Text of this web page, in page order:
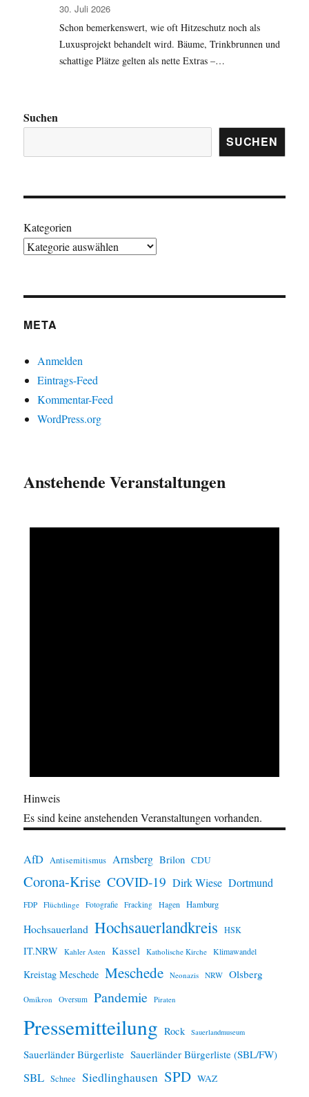
30. Juli 2026
Schon bemerkenswert, wie oft Hitzeschutz noch als
Luxusprojekt behandelt wird. Bäume, Trinkbrunnen und
schattige Plätze gelten als nette Extras –…
Suchen
SUCHEN
Kategorien
META
Anmelden
Eintrags-Feed
Kommentar-Feed
WordPress.org
Anstehende Veranstaltungen
Hinweis
Es sind keine anstehenden Veranstaltungen vorhanden.
AfD Antisemitismus Arnsberg Brilon CDU
Corona-Krise COVID-19 Dirk Wiese Dortmund
FDP Flüchtlinge Fotografie Fracking Hagen Hamburg
Hochsauerland Hochsauerlandkreis HSK
IT.NRW Kahler Asten Kassel Katholische Kirche Klimawandel
Kreistag Meschede Meschede Neonazis NRW Olsberg
Omikron Oversum Pandemie Piraten
Pressemitteilung Rock Sauerlandmuseum
Sauerländer Bürgerliste Sauerländer Bürgerliste (SBL/FW)
SBL Schnee Siedlinghausen SPD WAZ